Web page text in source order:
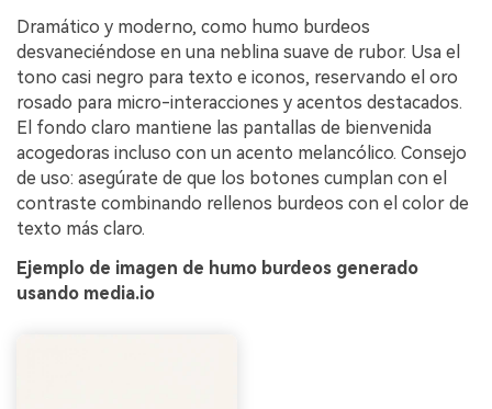
Dramático y moderno, como humo burdeos
desvaneciéndose en una neblina suave de rubor. Usa el
tono casi negro para texto e iconos, reservando el oro
rosado para micro-interacciones y acentos destacados.
El fondo claro mantiene las pantallas de bienvenida
acogedoras incluso con un acento melancólico. Consejo
de uso: asegúrate de que los botones cumplan con el
contraste combinando rellenos burdeos con el color de
texto más claro.
Ejemplo de imagen de humo burdeos generado
usando media.io